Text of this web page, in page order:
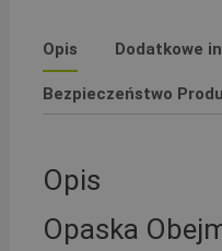
Opis Dodatkowe
Bezpieczeństwo
Opis
Opaska